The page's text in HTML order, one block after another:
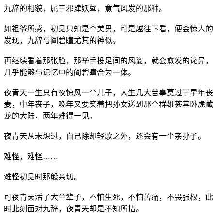
九辞的相貌，属于邪肆妖孽，意气风发的那种。
如祖爷所感，初见只知是个美男，可是越往下看，便会惊人的
发现，九辞与阎碧瞳尤其的神似。
再继续看着那张脸，那举手投足间的风姿，就会愈发的诧异，
几乎能够与记忆中的阎碧瞳合为一体。
夜青天一生只有夜惊风一个儿子，人生几大苦事莫过于早年丧
妻，中年丧子，晚年又要笑着把孙女送到那个群雄荟萃卧虎藏
龙的大陆，两年难得一见。
夜青天从未想过，自己除却轻歌之外，还会有一个亲孙子。
难怪，难怪……
难怪初见时那般亲切。
可夜青天活了大半辈子，不怕生死，不怕苦痛，不畏强权，此
时此刻面对九辞，夜青天却是不知所措。